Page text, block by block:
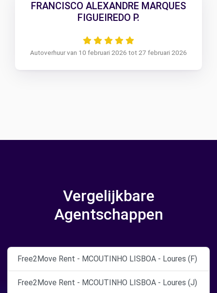
FRANCISCO ALEXANDRE MARQUES
FIGUEIREDO P.
Autoverhuur van 10 februari 2026 tot 27 februari 2026
Vergelijkbare
Agentschappen
Free2Move Rent - MCOUTINHO LISBOA - Loures (F)
Free2Move Rent - MCOUTINHO LISBOA - Loures (J)